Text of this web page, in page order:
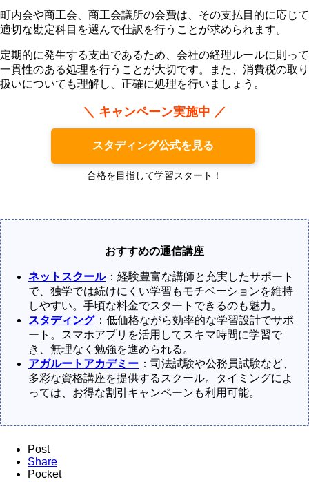
町内会や商工会、商工会議所の会費は、その支払目的に応じて
適切な勘定科目を選んで仕訳を行うことが求められます。
定期的に発生する支出であるため、会社の経理ルールに則って
一貫性のある処理を行うことが大切です。また、消費税の取り
扱いについても理解し、正確に処理を行いましょう。
＼ キャンペーン実施中 ／
スタディング公式を見る
合格を目指して学習スタート！
おすすめの通信講座
ネットスクール ：経験豊富な講師と充実したサポート
で、独学では続けにくい学習もモチベーションを維持
しやすい。手頃な料金でスタートできるのも魅力。
スタディング ：低価格ながら効率的な学習設計でサポ
ート。スマホアプリを活用してスキマ時間に学習で
き、無理なく勉強を進められる。
アガルートアカデミー ：司法試験や公務員試験など、
多彩な資格講座を提供するスクール。タイミングによ
っては、お得な割引キャンペーンも利用可能。
Post
Share
Pocket